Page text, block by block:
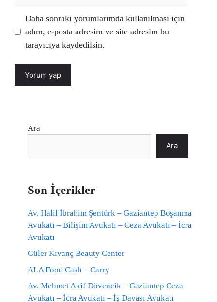
Daha sonraki yorumlarımda kullanılması için
adım, e-posta adresim ve site adresim bu
tarayıcıya kaydedilsin.
Ara
Ara
Son İçerikler
Av. Halil İbrahim Şentürk – Gaziantep Boşanma
Avukatı – Bilişim Avukatı – Ceza Avukatı – İcra
Avukatı
Güler Kıvanç Beauty Center
ALA Food Cash – Carry
Av. Mehmet Akif Dövencik – Gaziantep Ceza
Avukatı – İcra Avukatı – İş Davası Avukatı